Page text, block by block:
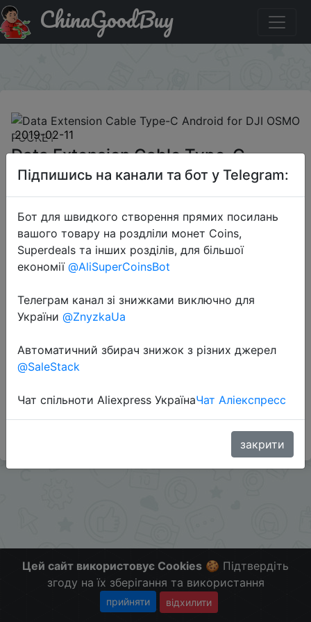
Купити на розпродажі Data Extension Cable Type-C
Android for DJI OSMO POCKET
ChinaGoodBuy
2019-02-11
Data Extension Cable Type-C
Android for DJI OSMO POCKET
$3.41
Перейти до магазину
#Gearbest
Больше скидок в телеграммt.me/ChinaGoodBuy
Цей сайт використовує Cookies 🍪 Підтвердіть
згоду на їх зберігання та використання
прийняти відхилити
Підпишись на канали та бот у Telegram:
Бот для швидкого створення прямих посилань
вашого товару на роздліли монет Coins,
Superdeals та інших розділів, для більшої
економії @AliSuperCoinsBot
Телеграм канал зі знижками виключно для
України @ZnyzkaUa
Автоматичний збирач знижок з різних джерел
@SaleStack
Чат спільноти Aliexpress УкраїнаЧат Аліекспресс
закрити